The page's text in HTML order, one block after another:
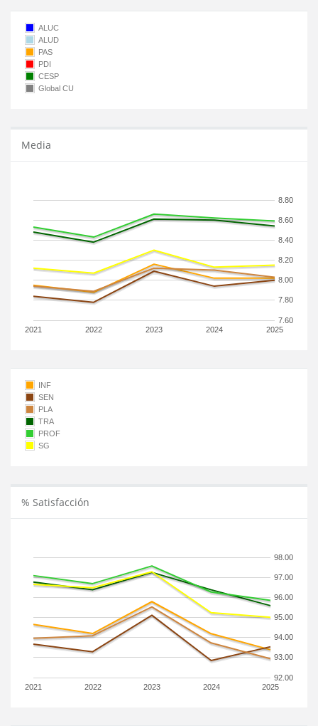
ALUC
ALUD
PAS
PDI
CESP
Global CU
Media
2021 2022 2023 2024 2025
7.60
7.80
8.00
8.20
8.40
8.60
8.80
INF
SEN
PLA
TRA
PROF
SG
% Satisfacción
2021 2022 2023 2024 2025
92.00
93.00
94.00
95.00
96.00
97.00
98.00